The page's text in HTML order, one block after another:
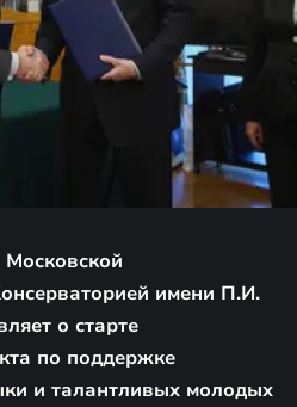
Московской
имени П.И.
о старте
по поддержке
и талантливых молодых